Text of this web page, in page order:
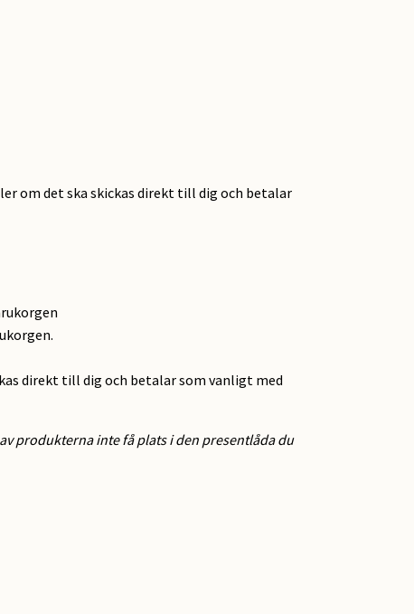
om det ska skickas direkt till dig och betalar
direkt till dig och betalar som vanligt med
produkterna inte få plats i den presentlåda du